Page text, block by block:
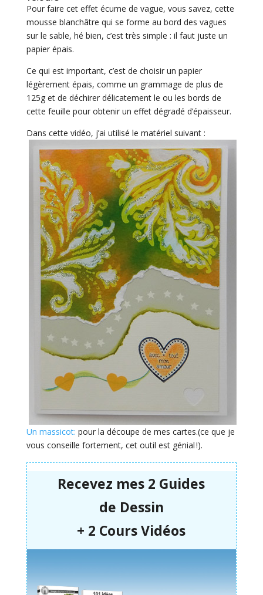
Pour faire cet effet écume de vague, vous savez, cette
mousse blanchâtre qui se forme au bord des vagues
sur le sable, hé bien, c’est très simple : il faut juste un
papier épais.
Ce qui est important, c’est de choisir un papier
légèrement épais, comme un grammage de plus de
125g et de déchirer délicatement le ou les bords de
cette feuille pour obtenir un effet dégradé d’épaisseur.
Dans cette vidéo, j’ai utilisé le matériel suivant :
Un massicot: pour la découpe de mes cartes.(ce que je
vous conseille fortement, cet outil est génial !).
Recevez mes 2 Guides
de Dessin
+ 2 Cours Vidéos